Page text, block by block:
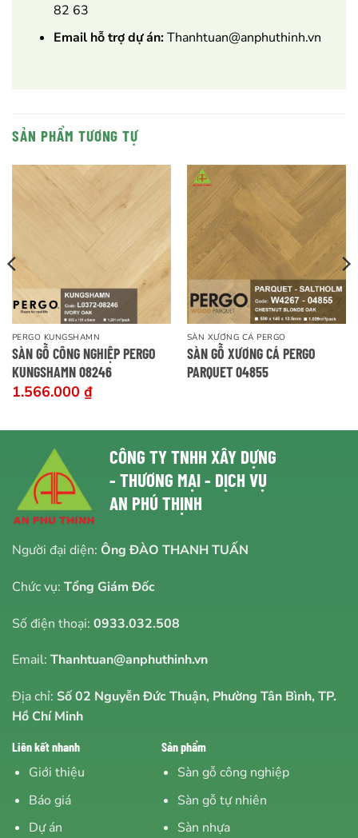
82 63
Email hỗ trợ dự án:Thanhtuan@anphuthinh.vn
SẢN PHẨM TƯƠNG TỰ
PERGO KUNGSHAMN
SÀN GỖ CÔNG NGHIỆP PERGO
KUNGSHAMN 08246
1.566.000 ₫
SÀN XƯƠNG CÁ PERGO
SÀN GỖ XƯƠNG CÁ PERGO
PARQUET 04855
CÔNG TY TNHH XÂY DỰNG
- THƯƠNG MẠI - DỊCH VỤ
AN PHÚ THỊNH
Người đại diện: Ông ĐÀO THANH TUẤN
Chức vụ: Tổng Giám Đốc
Số điện thoại: 0933.032.508
Email: Thanhtuan@anphuthinh.vn
Địa chỉ: Số 02 Nguyễn Đức Thuận, Phường Tân Bình, TP.
Hồ Chí Minh
Liên kết nhanh
Giới thiệu
Báo giá
Dự án
Sản phẩm
Sàn gỗ công nghiệp
Sàn gỗ tự nhiên
Sàn nhựa